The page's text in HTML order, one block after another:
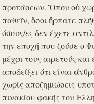
προτάσεων. Ὅπου οὐ
παθεῖν, ὅσοι ἥρπατε
όσους/ες δεν έχετε
την εποχή που ζούσε ο
μέχρι τους αιρετούς
αποδείξει ότι είναι
χωρίς αποζημιώσεις
πινακίου φακής του